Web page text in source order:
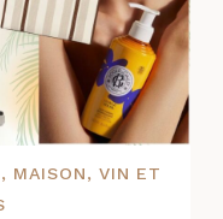
, MAISON, VIN ET